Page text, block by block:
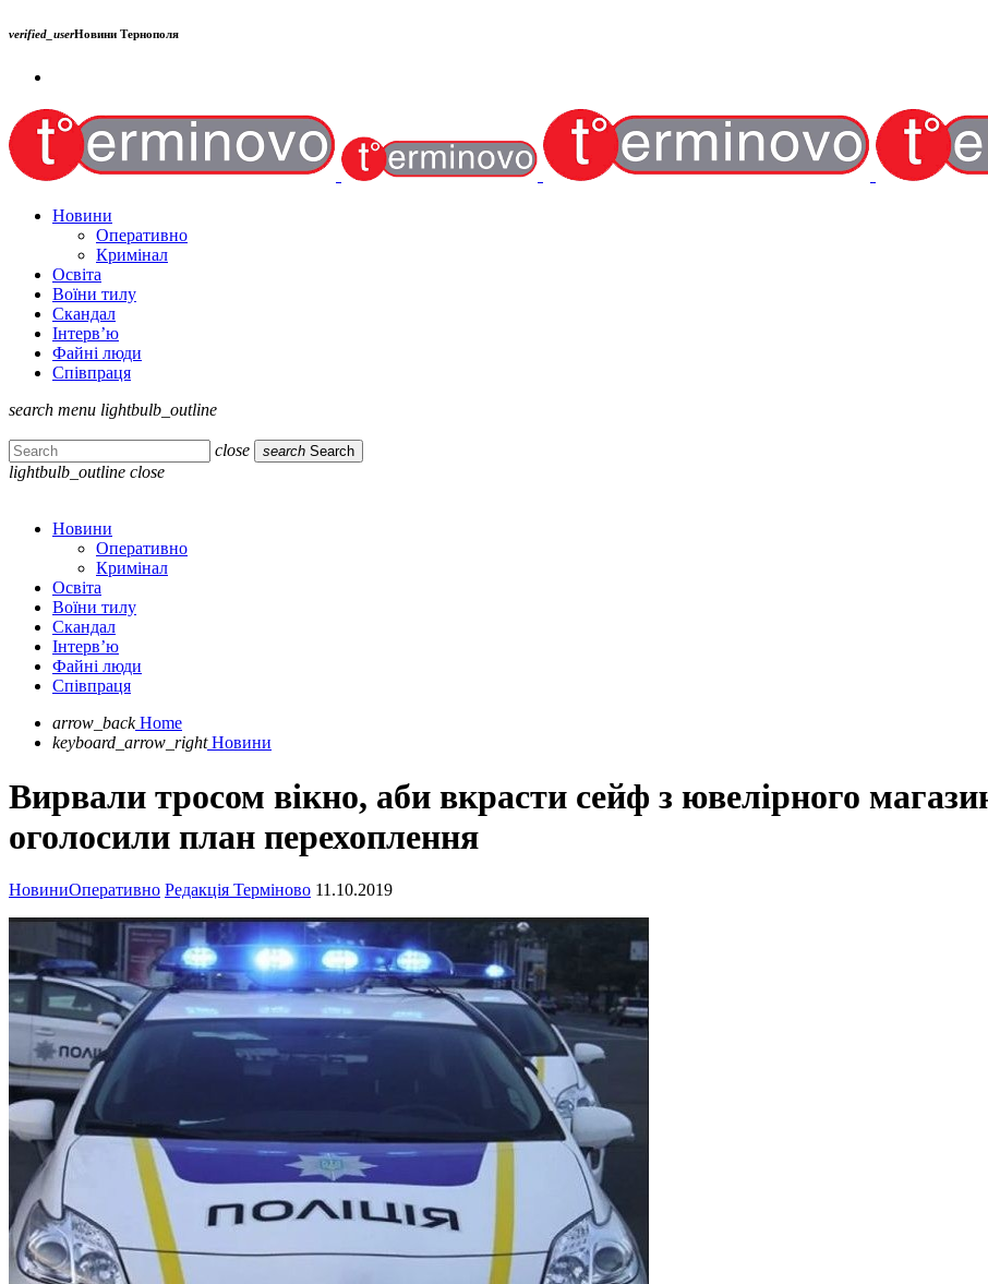
verified_userНовини Тернополя
Новини
Оперативно
Кримінал
Освіта
Воїни тилу
Скандал
Інтерв’ю
Файні люди
Співпраця
search menu lightbulb_outline
close search Search
lightbulb_outline close
Новини
Оперативно
Кримінал
Освіта
Воїни тилу
Скандал
Інтерв’ю
Файні люди
Співпраця
arrow_back Home
keyboard_arrow_right Новини
Вирвали тросом вікно, аби вкрасти сейф з ювелірного
оголосили план перехоплення
НовиниОперативно Редакція Терміново 11.10.2019